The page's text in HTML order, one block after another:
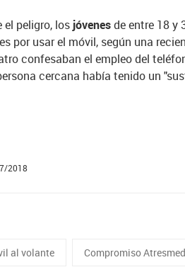
el peligro, los jóvenesde entre 18 y
por usar el móvil, según una
confesaban el empleo del
cercana había tenido un
2018
al volante Compromiso